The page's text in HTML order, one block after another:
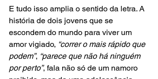
E tudo isso amplia o sentido da letra. A
história de dois jovens que se
escondem do mundo para viver um
amor vigiado, “correr o mais rápido que
podem”, “parece que não há ninguém
por perto”, fala não só de um namoro